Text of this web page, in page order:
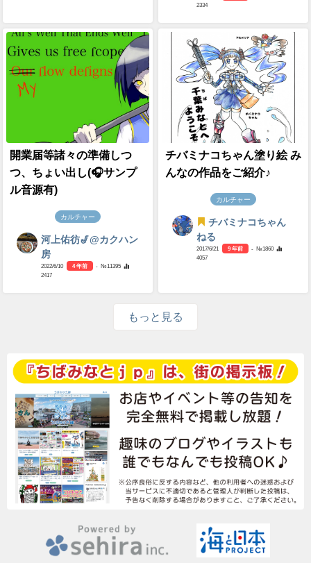
2334
開業届等諸々の準備しつ
つ、ちょい出し(🎧サンプ
ル音源有)
カルチャー
河上佑彷🎷@カクハン
房
2022/6/10 4 年前
- №11395
2417
チバミナコちゃん塗り絵 み
んなの作品をご紹介♪
カルチャー
チバミナコちゃん
ねる
2017/6/21 9 年前
- №1860
4057
もっと見る